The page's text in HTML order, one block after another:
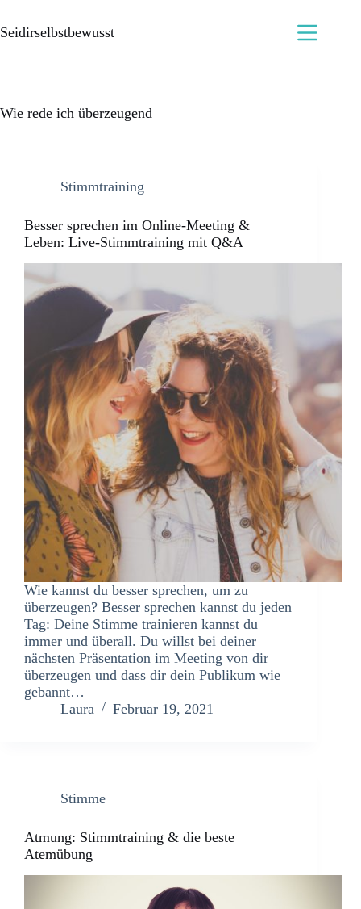
Seidirselbstbewusst
Wie rede ich überzeugend
Stimmtraining
Besser sprechen im Online-Meeting &
Leben: Live-Stimmtraining mit Q&A
Wie kannst du besser sprechen, um zu
überzeugen? Besser sprechen kannst du jeden
Tag: Deine Stimme trainieren kannst du
immer und überall. Du willst bei deiner
nächsten Präsentation im Meeting von dir
überzeugen und dass dir dein Publikum wie
gebannt…
Laura
Februar 19, 2021
Stimme
Atmung: Stimmtraining & die beste
Atemübung